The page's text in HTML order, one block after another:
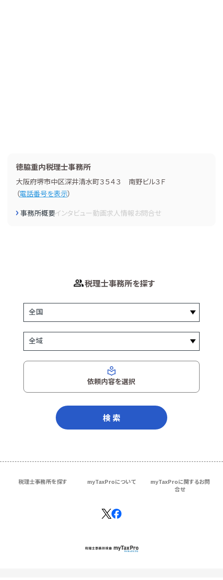
徳脇重内税理士事務所
大阪府堺市中区深井清水町３５４３ 南野ビル３Ｆ
（電話番号を表示）
事務所概要インタビュー動画求人情報お問合せ
税理士事務所を探す
依頼内容を選択
検 索
税理士事務所を探す myTaxProについて
myTaxProに関するお問
合せ